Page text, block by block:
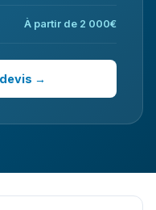
À partir de 2 000€
→